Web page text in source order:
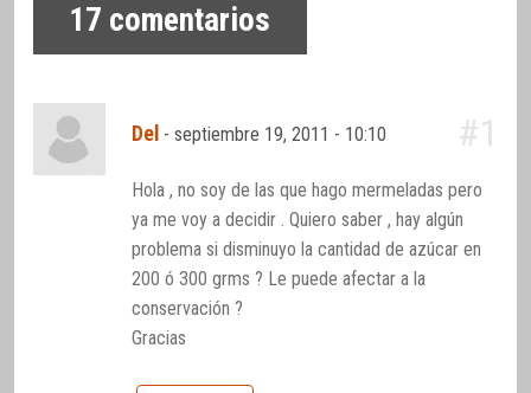
17 comentarios
Del -septiembre 19, 2011 - 10:10 #1
Hola , no soy de las que hago mermeladas pero
ya me voy a decidir . Quiero saber , hay algún
problema si disminuyo la cantidad de azúcar en
200 ó 300 grms ? Le puede afectar a la
conservación ?
Gracias